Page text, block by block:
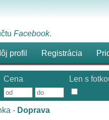
Facebook.
profil Registrácia
Cena
Len s
- Doprava